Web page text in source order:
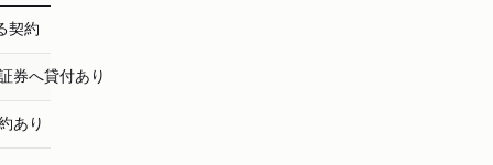
契約
券へ貸付あり
あり